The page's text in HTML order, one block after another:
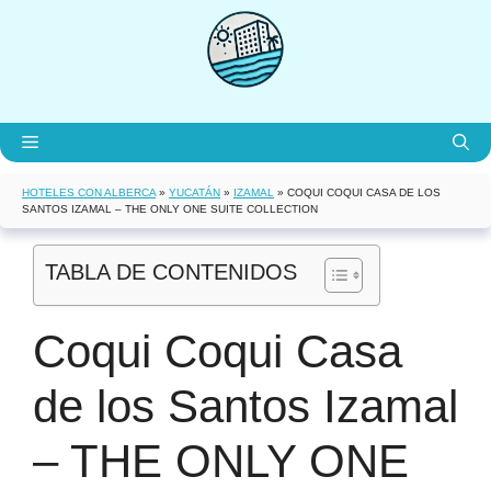
Menú
HOTELES CON ALBERCA » YUCATÁN » IZAMAL » COQUI COQUI CASA DE LOS
SANTOS IZAMAL – THE ONLY ONE SUITE COLLECTION
TABLA DE CONTENIDOS
Coqui Coqui Casa
de los Santos Izamal
– THE ONLY ONE